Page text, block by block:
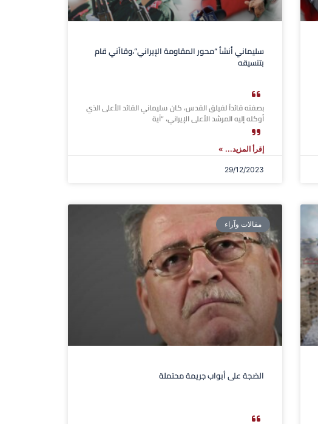
سليماني أنشأ “محور المقاومة الإيراني”،وقاآني قام
بتنسيقه
بصفته قائداً لفيلق القدس، كان سليماني القائد الأعلى الذي
أوكله إليه المرشد الأعلى الإيراني، “آية
إقرأ المزيد... »
29/12/2023
مقالات وآراء
الضجة على أبواب جريمة محتملة